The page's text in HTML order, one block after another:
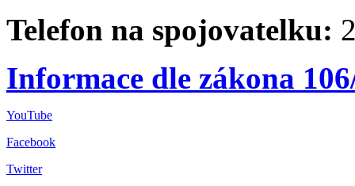
Telefon na spojovatelku:
Informace dle zákona
YouTube
Facebook
Twitter